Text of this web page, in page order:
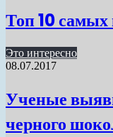
Топ 10 самых
Это интересно
08.07.2017
Ученые
черного